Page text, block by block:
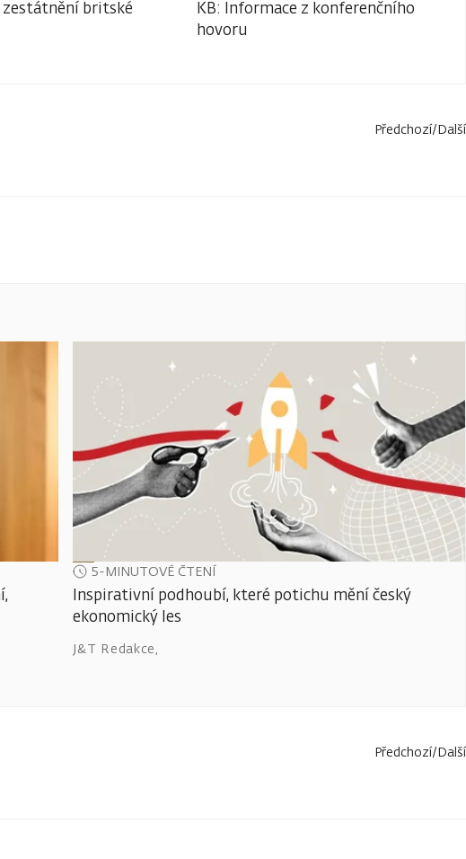
britské
KB: Informace z konferenčního
hovoru
Předchozí/Další
5-MINUTOVÉ ČTENÍ
Inspirativní podhoubí, které potichu mění český
ekonomický les
J&T Redakce,
Předchozí/Další